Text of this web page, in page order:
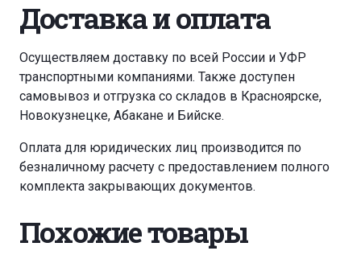
CITROEN C-ELYSEE 1,2 VTI
CITROEN C-ELYSEE 1,2 VTI
CITROEN DS 3 1,2 VTI 82
OPEL CROSSLAND X 1,2 PEUGEOT 2008 1,2 VTI
Доставка и оплата
Осуществляем доставку по всей России и УФР
транспортными компаниями. Также доступен
самовывоз и отгрузка со складов в Красноярске,
Новокузнецке, Абакане и Бийске.
Оплата для юридических лиц производится по
безналичному расчету с предоставлением полного
комплекта закрывающих документов.
Похожие товары